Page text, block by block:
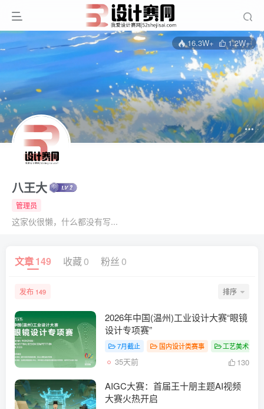
16.3W+ 1.2W+
八王大
管理员
这家伙很懒，什么都没有写...
文章149 收藏0 粉丝 0
发布 149 排序
2026年中国(温州)工业设计大赛“眼镜
设计专项赛”
7月截止 国内设计类赛事 工艺美术竞赛
35天前 130
AIGC大赛：首届王十朋主题AI视频
大赛火热开启